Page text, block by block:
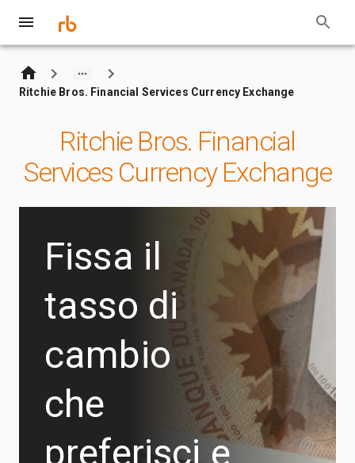
Ritchie Bros. Financial Services Currency Exchange
Ritchie Bros. Financial
Services Currency Exchange
Fissa il
tasso di
cambio
che
preferisci e